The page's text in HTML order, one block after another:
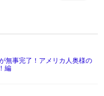
無事完了！アメリカ人奥様の
編